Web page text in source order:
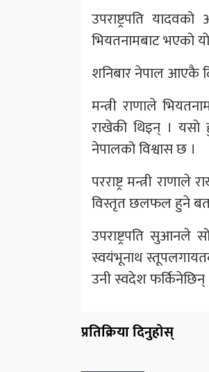
उपराष्ट्रपति
भियतनामबाट भएको
शनिबार नेपाल आएकै
मन्त्री राणाले
राखेकी थिइन् । यसो
नेपालको विश्वास छ ।
परराष्ट्र मन्त्री
विस्तृत छलफल हुने
उपराष्ट्रपति सुआनले
स्वयंभूनाथ
उनी स्वदेश
प्रतिक्रिया दिनुहोस्